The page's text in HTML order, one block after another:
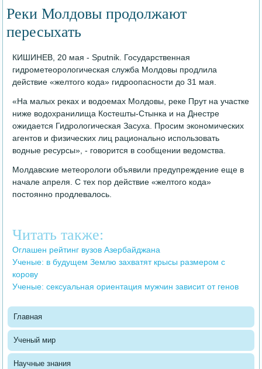
Реки Молдовы продолжают
пересыхать
КИШИНЕВ, 20 мая - Sputnik. Государственная
гидрометеорологическая служба Молдовы продлила
действие «желтого кода» гидроопасности до 31 мая.
«На малых реках и водоемах Молдовы, реке Прут на участке
ниже водохранилища Костешты-Стынка и на Днестре
ожидается Гидрологическая Засуха. Просим экономических
агентов и физических лиц рационально использовать
водные ресурсы», - говорится в сообщении ведомства.
Молдавские метеорологи объявили предупреждение еще в
начале апреля. С тех пор действие «желтого кода»
постоянно продлевалось.
Читать также:
Оглашен рейтинг вузов Азербайджана
Ученые: в будущем Землю захватят крысы размером с
корову
Ученые: сексуальная ориентация мужчин зависит от генов
Главная
Ученый мир
Научные знания